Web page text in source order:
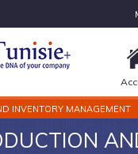
INVENTORY MANAGEMENT